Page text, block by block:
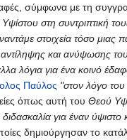
σύμφωνα με τη
στη συντριπτική
στοιχεία τόσο μιας
και ανύψωσης
λόγια για ένα κοινό
Παύλος "στον λόγο
όπως αυτή τουΘεού
για έναν
δημιούργησαν το